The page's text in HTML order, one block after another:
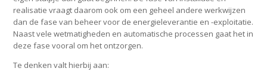
realisatie vraagt daarom ook om een geheel andere werkwijzen
dan de fase van beheer voor de energieleverantie en -exploitatie.
Naast vele wetmatigheden en automatische processen gaat het in
deze fase vooral om het ontzorgen.
Te denken valt hierbij aan: